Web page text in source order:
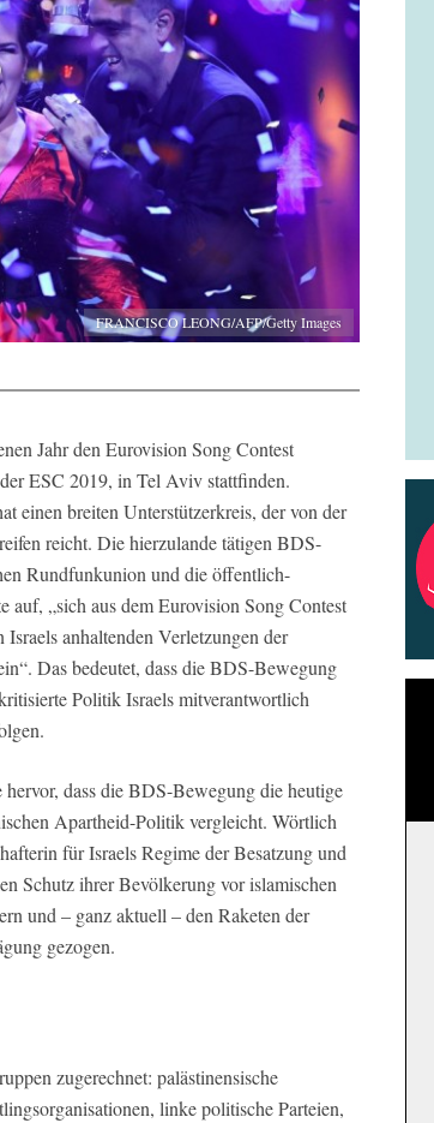
FRANCISCO LEONG/AFP/Getty Images
Jahr den Eurovision Song Contest
ESC 2019, in Tel Aviv stattfinden.
einen breiten Unterstützerkreis, der von der
reicht. Die hierzulande tätigen BDS-
Rundfunkunion und die öffentlich-
auf, „sich aus dem Eurovision Song Contest
anhaltenden Verletzungen der
Das bedeutet, dass die BDS-Bewegung
Politik Israels mitverantwortlich
dass die BDS-Bewegung die heutige
Apartheid-Politik vergleicht. Wörtlich
für Israels Regime der Besatzung und
Schutz ihrer Bevölkerung vor islamischen
und – ganz aktuell – den Raketen der
gezogen.
zugerechnet: palästinensische
linke politische Parteien,